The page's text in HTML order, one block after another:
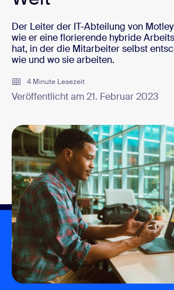
Der Leiter der IT-Abteilung von
wie er eine florierende hybride
hat, in der die Mitarbeiter selbst
wie und wo sie arbeiten.
4 Minute Lesezeit
Veröffentlicht am 21. Februar 2023